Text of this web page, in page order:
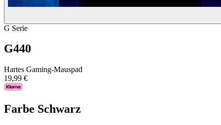
G Serie
G440
Hartes Gaming-Mauspad
19,99 €
Farbe Schwarz